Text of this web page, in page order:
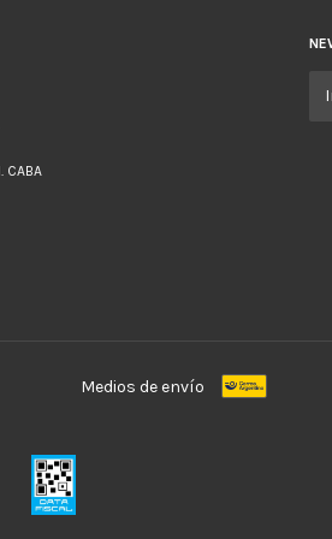
CABA
Medios de envío